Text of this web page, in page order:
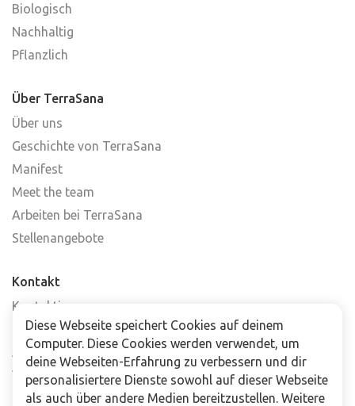
Biologisch
Nachhaltig
Pflanzlich
Über TerraSana
Über uns
Geschichte von TerraSana
Manifest
Meet the team
Arbeiten bei TerraSana
Stellenangebote
Kontakt
Kontaktiere uns
Häufig gestellte Fragen
Abonniere unseren Newsletter
Verkaufsstellen
Diese Webseite speichert Cookies auf deinem
Computer. Diese Cookies werden verwendet, um
deine Webseiten-Erfahrung zu verbessern und dir
personalisiertere Dienste sowohl auf dieser Webseite
als auch über andere Medien bereitzustellen. Weitere